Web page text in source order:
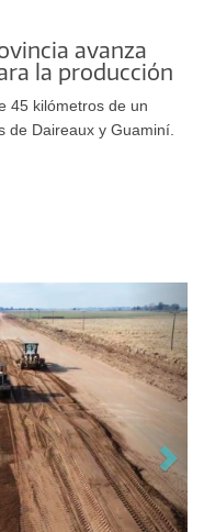
avanza
la producción
45 kilómetros de un
de Daireaux y Guaminí.